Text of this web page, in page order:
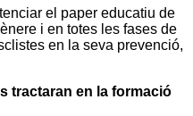
el paper educatiu de
i en totes les fases de
en la seva prevenció,
tractaran en la formació